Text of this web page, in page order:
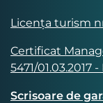
Licența turism
Certificat
5471/01.03.2017
Scrisoare de